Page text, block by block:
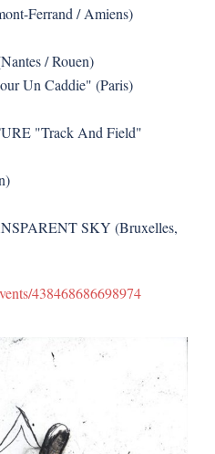
Ferrand / Amiens)
/ Rouen)
Un Caddie" (Paris)
"Track And Field"
SKY (Bruxelles,
438468686698974